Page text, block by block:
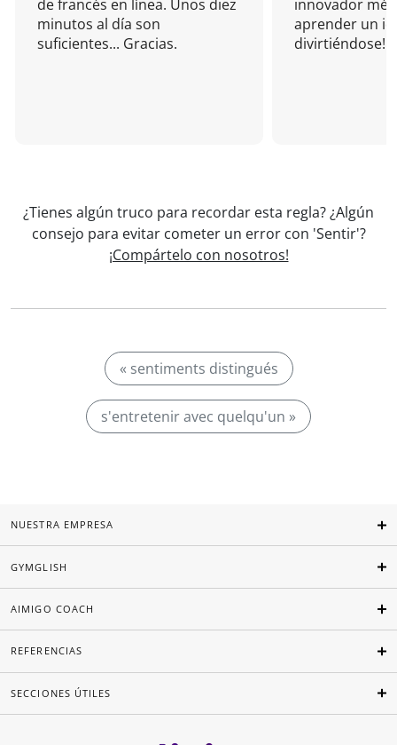
de francés en línea. Unos diez
minutos al día son
suficientes... Gracias.
innovador
aprender un
divirtiéndose!
¿Tienes algún truco para recordar esta regla? ¿Algún
consejo para evitar cometer un error con 'Sentir'?
¡Compártelo con nosotros!
« sentiments distingués
s'entretenir avec quelqu'un »
NUESTRA EMPRESA
GYMGLISH
AIMIGO COACH
REFERENCIAS
SECCIONES ÚTILES